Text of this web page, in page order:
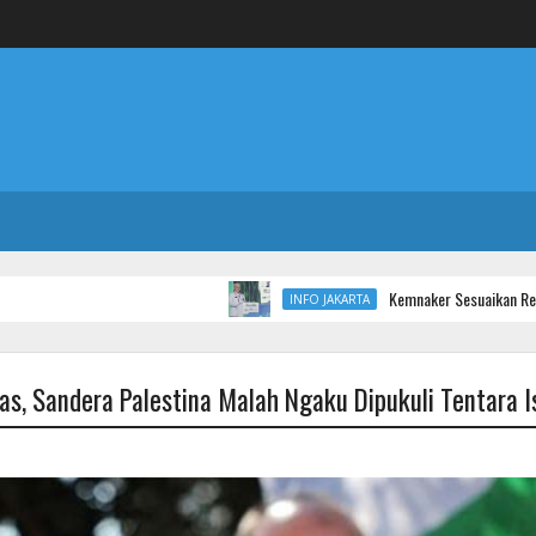
INFO JAKARTA Kemnaker Sesuaikan Regulasi
Sandera Palestina Malah Ngaku Dipukuli Tentara